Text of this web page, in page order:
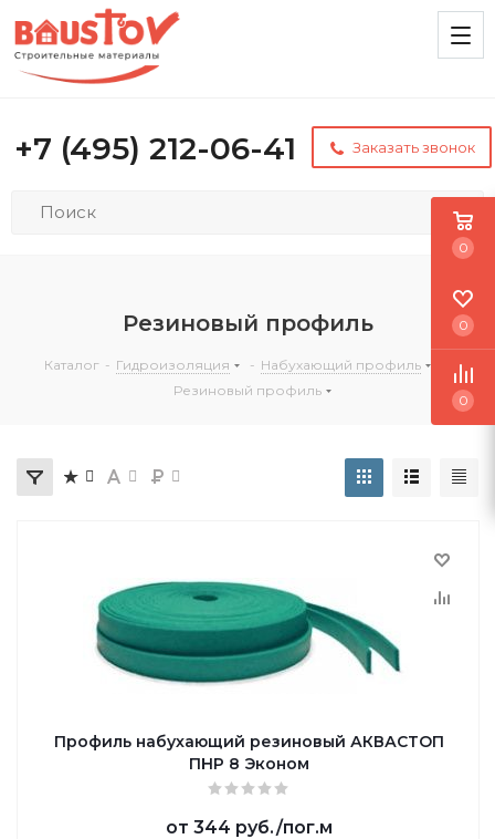
+7 (495) 212-06-41 Заказать звонок
Резиновый профиль
Каталог - Гидроизоляция - Набухающий профиль
Резиновый профиль
Профиль набухающий резиновый АКВАСТОП
ПНР 8 Эконом
от 344 руб./пог.м
0
0
0